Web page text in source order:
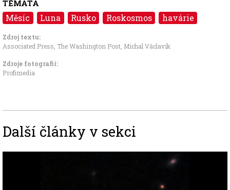
TÉMATA
Měsíc Luna Rusko Roskosmos havárie
Zdroj textu:
Associated Press The Washington Post Michal Václavík
Zdroje fotografii:
Profimedia
Další články v sekci